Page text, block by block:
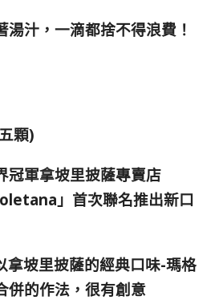
汁，一滴都捨不得浪費！
顆)
冠軍拿坡里披薩專賣店
」首次聯名推出新口
拿坡里披薩的經典口味-瑪格
併的作法，很有創意